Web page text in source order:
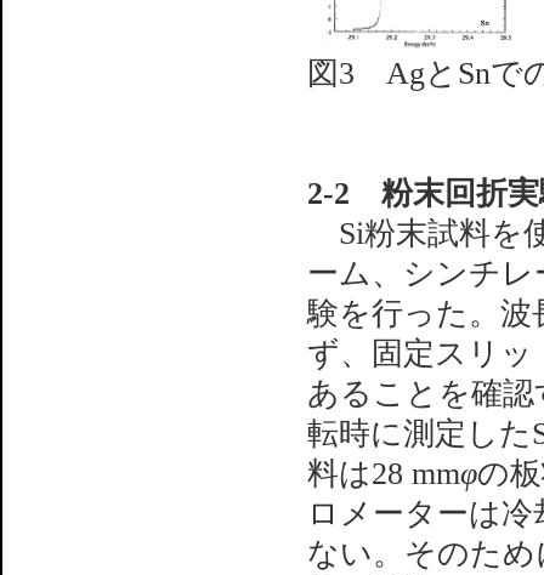
図3 AgとSnで
2-2 粉末回折実
Si粉末試料を
ーム、シンチ
験を行った。波
ず、固定スリ
あることを確
転時に測定した
料は28 mmφの
ロメーターは
ない。そのた